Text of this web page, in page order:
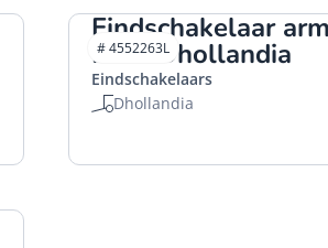
Eindschakelaar arm
DHP Dhollandia
Eindschakelaars
Dhollandia
# 4552263L